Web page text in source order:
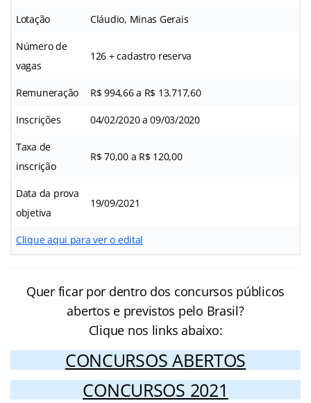
Lotação Cláudio, Minas Gerais
Número de
vagas
126 + cadastro reserva
Remuneração R$ 994,66 a R$ 13.717,60
Inscrições 04/02/2020 a 09/03/2020
Taxa de
inscrição
R$ 70,00 a R$ 120,00
Data da prova
objetiva
19/09/2021
Clique aqui para ver o edital
Quer ficar por dentro dos concursos públicos
abertos e previstos pelo Brasil?
Clique nos links abaixo:
CONCURSOS ABERTOS
CONCURSOS 2021